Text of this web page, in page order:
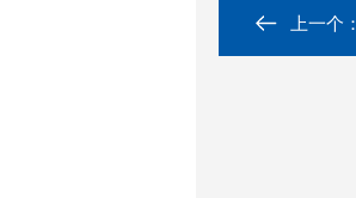
上一个：